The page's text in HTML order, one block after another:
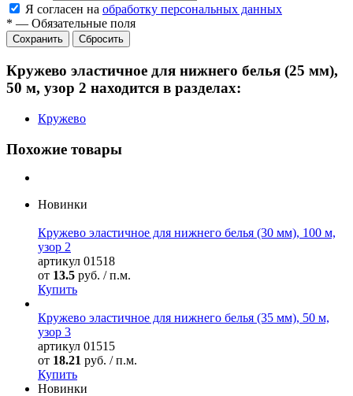
Я согласен на обработку персональных данных
* — Обязательные поля
Сбросить
Кружево эластичное для нижнего белья (25 мм),
50 м, узор 2 находится в разделах:
Кружево
Похожие товары
Новинки
Кружево эластичное для нижнего белья (30 мм), 100 м,
узор 2
артикул 01518
от 13.5 руб. / п.м.
Купить
Кружево эластичное для нижнего белья (35 мм), 50 м,
узор 3
артикул 01515
от 18.21 руб. / п.м.
Купить
Новинки